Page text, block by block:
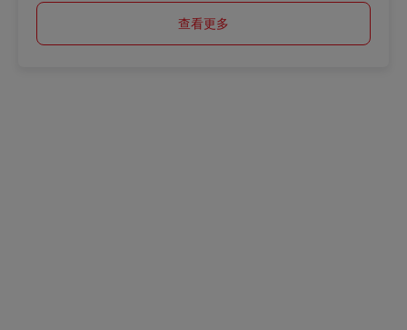
查看更多